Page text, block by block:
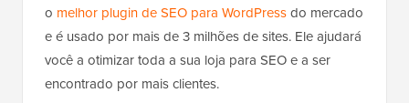
o melhor plugin de SEO para WordPressdo mercado
e é usado por mais de 3 milhões de sites. Ele ajudará
você a otimizar toda a sua loja para SEO e a ser
encontrado por mais clientes.